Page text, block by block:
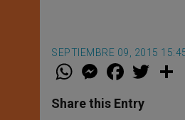
SEPTIEMBRE 09, 2015
W
t
s
M
e
s
e
F
a
e
b
w
Share this Entry